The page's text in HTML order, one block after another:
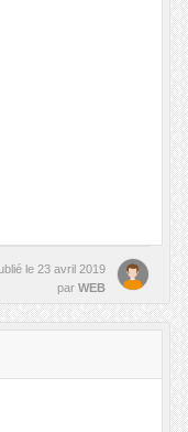
le 23 avril 2019
par WEB